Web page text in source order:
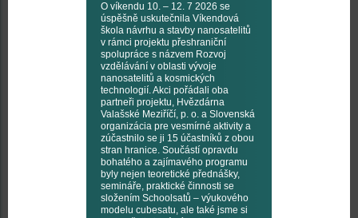
O víkendu 10. – 12. 7 2026 se
úspěšně uskutečnila Víkendová
škola návrhu a stavby nanosatelitů
v rámci projektu přeshraniční
spolupráce s názvem Rozvoj
vzdělávání v oblasti vývoje
nanosatelitů a kosmických
technologií. Akci pořádali oba
partneři projektu, Hvězdárna
Valašské Meziříčí, p. o. a Slovenská
organizácia pre vesmírné aktivity a
zúčastnilo se ji 15 účastníků z obou
stran hranice. Součástí opravdu
bohatého a zajímavého programu
byly nejen teoretické přednášky,
semináře, praktické činnosti se
složením Schoolsatů – výukového
modelu cubesatu, ale také jsme si